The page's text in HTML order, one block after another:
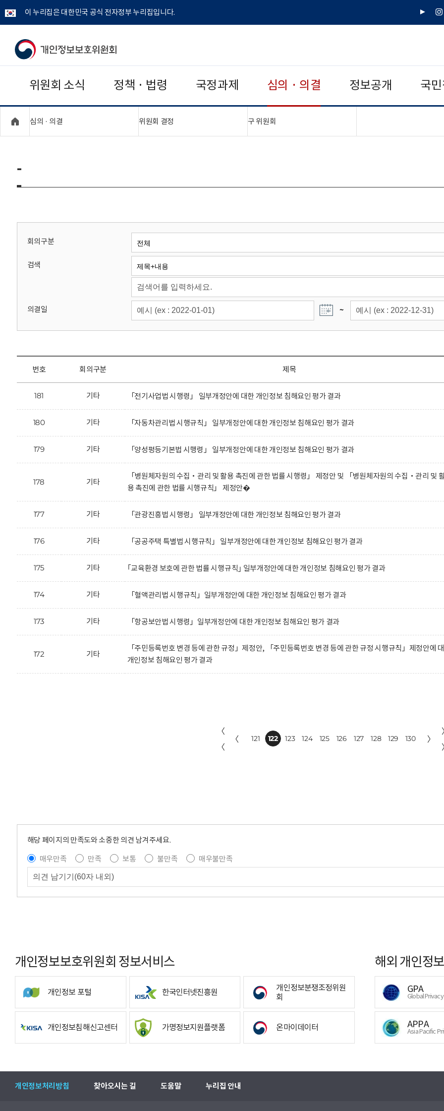
이 누리집은 대한민국 공식 전자정부 누리집입니다.
유
인
개
보
보
위
회
위원회 소식 정책 · 법령 국정과제 심의 · 의결 정보공개 국
심의 · 의결 위원회 결정 구 위원회
-
회의구분
검색
의결일 ~
번호 회의구분 제목
181 기타 「전기사업법 시행령」 일부개정안에 대한 개인정보 침해요인 평가 결과
180 기타 「자동차관리법 시행규칙」 일부개정안에 대한 개인정보 침해요인 평가 결과
179 기타 「양성평등기본법 시행령」 일부개정안에 대한 개인정보 침해요인 평가 결과
178 기타
「병원체자원의 수집‧관리 및 활용 촉진에 관한 법률 시행령」 제정안 및 「병원체자원의 수집‧관리 및
용 촉진에 관한 법률 시행규칙」 제정안�
177 기타 「관광진흥법 시행령」 일부개정안에 대한 개인정보 침해요인 평가 결과
176 기타 「공공주택 특별법 시행규칙」 일부개정안에 대한 개인정보 침해요인 평가 결과
175 기타 ｢교육환경 보호에 관한 법률 시행규칙｣ 일부개정안에 대한 개인정보 침해요인 평가 결과
174 기타 「혈액관리법 시행규칙」일부개정안에 대한 개인정보 침해요인 평가 결과
173 기타 「항공보안법 시행령」일부개정안에 대한 개인정보 침해요인 평가 결과
172 기타
「주민등록번호 변경 등에 관한 규정」제정안, 「주민등록번호 변경 등에 관한 규정 시행규칙」제정안에
개인정보 침해요인 평가 결과
〈
〈
〈 121 122 123 124 125 126 127 128 129 130 〉
해당 페이지의 만족도와 소중한 의견 남겨주세요.
매우만족
만족 보통 불만족
매우불만족
개인정보보호위원회 정보서비스
개인정보 포털 한국인터넷진흥원
개인정보분쟁조정위원
회
개인정보침해신고센터 가명정보지원플랫폼 온마이데이터
해외 개인정
GPA
Global
APPA
Asia Pacific
개인정보처리방침 찾아오시는 길 도움말 누리집 안내